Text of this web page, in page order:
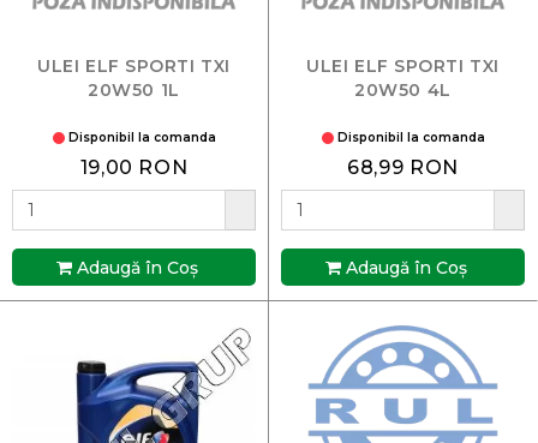
ULEI ELF SPORTI TXI
20W50 1L
Disponibil la comanda
19,00 RON
Adaugă în Coş
ULEI ELF SPORTI TXI
20W50 4L
Disponibil la comanda
68,99 RON
Adaugă în Coş